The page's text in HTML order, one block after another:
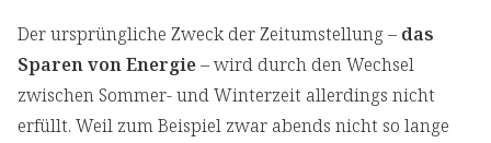
Der ursprüngliche Zweck der Zeitumstellung – das
Sparen von Energie– wird durch den Wechsel
zwischen Sommer- und Winterzeit allerdings nicht
erfüllt. Weil zum Beispiel zwar abends nicht so lange